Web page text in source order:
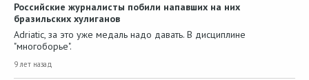
Российские журналисты побили напавших на них
бразильских хулиганов
Adriatic, за это уже медаль надо давать. В дисциплине
"многоборье".
9 лет назад